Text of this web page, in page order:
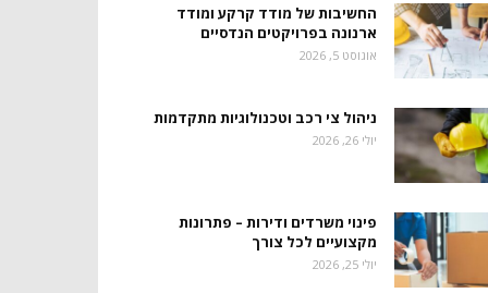
החשיבות של מודד קרקע ומודד
ארנונה בפרויקטים הנדסיים
אוגוסט 5, 2026
ניהול צי רכב וטכנולוגיות מתקדמות
יולי 26, 2026
פינוי משרדים ודירות – פתרונות
מקצועיים לכל צורך
יולי 25, 2026